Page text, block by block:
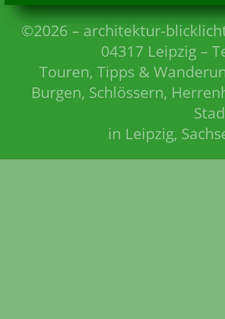
©2026 – architektur-
04317 Leipzig –
Touren, Tipps &
Burgen, Schlössern,
in Leipzig,